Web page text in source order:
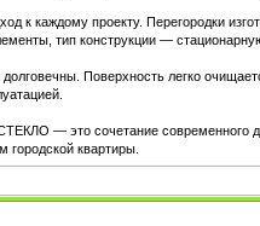
к каждому проекту. Перегородки
тип конструкции —
Поверхность легко
— это сочетание современного
городской квартиры.